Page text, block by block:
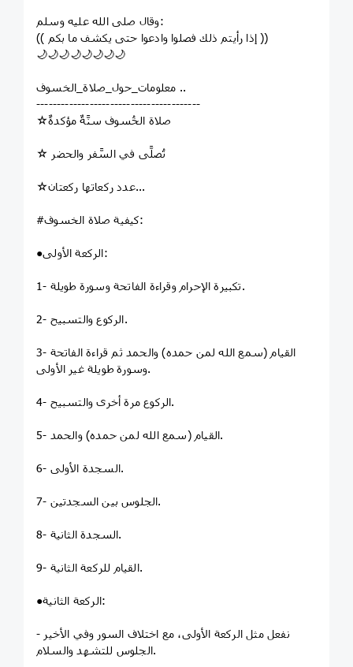
وقال صلى الله عليه وسلم:
(( إذا رأيتم ذلك فصلوا وادعوا حتى يكشف ما بكم ))
🌙🌙🌙🌙🌙🌙🌙🌙
ﻣﻌﻠﻮﻣﺎﺕ_ﺣﻮﻝ_ﺻﻼﺓ_ﺍﻟﺨﺴﻮﻑ ..
----------------------------------------
☆ﺻﻼﺓ ﺍﻟﺨُﺴﻮﻑ ﺳﻨَّﺔٌ ﻣﺆﻛﺪﺓٌ
☆ ﺗُﺼﻠَّﻰ ﻓﻲ ﺍﻟﺴَّﻔﺮ ﻭﺍﻟﺤﻀﺮ
☆ﻋﺪﺩ ﺭﻛﻌﺎﺗﻬﺎ ﺭﻛﻌﺘﺎﻥ...
#كيفية صلاة الخسوف:
●الركعة الأولى:
1- تكبيرة الإحرام وقراءة الفاتحة وسورة طويلة.
2- الركوع والتسبيح.
3- القيام (سمع الله لمن حمده) والحمد ثم قراءة الفاتحة
وسورة طويلة غير الأولى.
4- الركوع مرة أخرى والتسبيح.
5- القيام (سمع الله لمن حمده) والحمد.
6- السجدة الأولى.
7- الجلوس بين السجدتين.
8- السجدة الثانية.
9- القيام للركعة الثانية.
●الركعة الثانية:
- نفعل مثل الركعة الأولى، مع اختلاف السور وفي الأخير
الجلوس للتشهد والسلام.